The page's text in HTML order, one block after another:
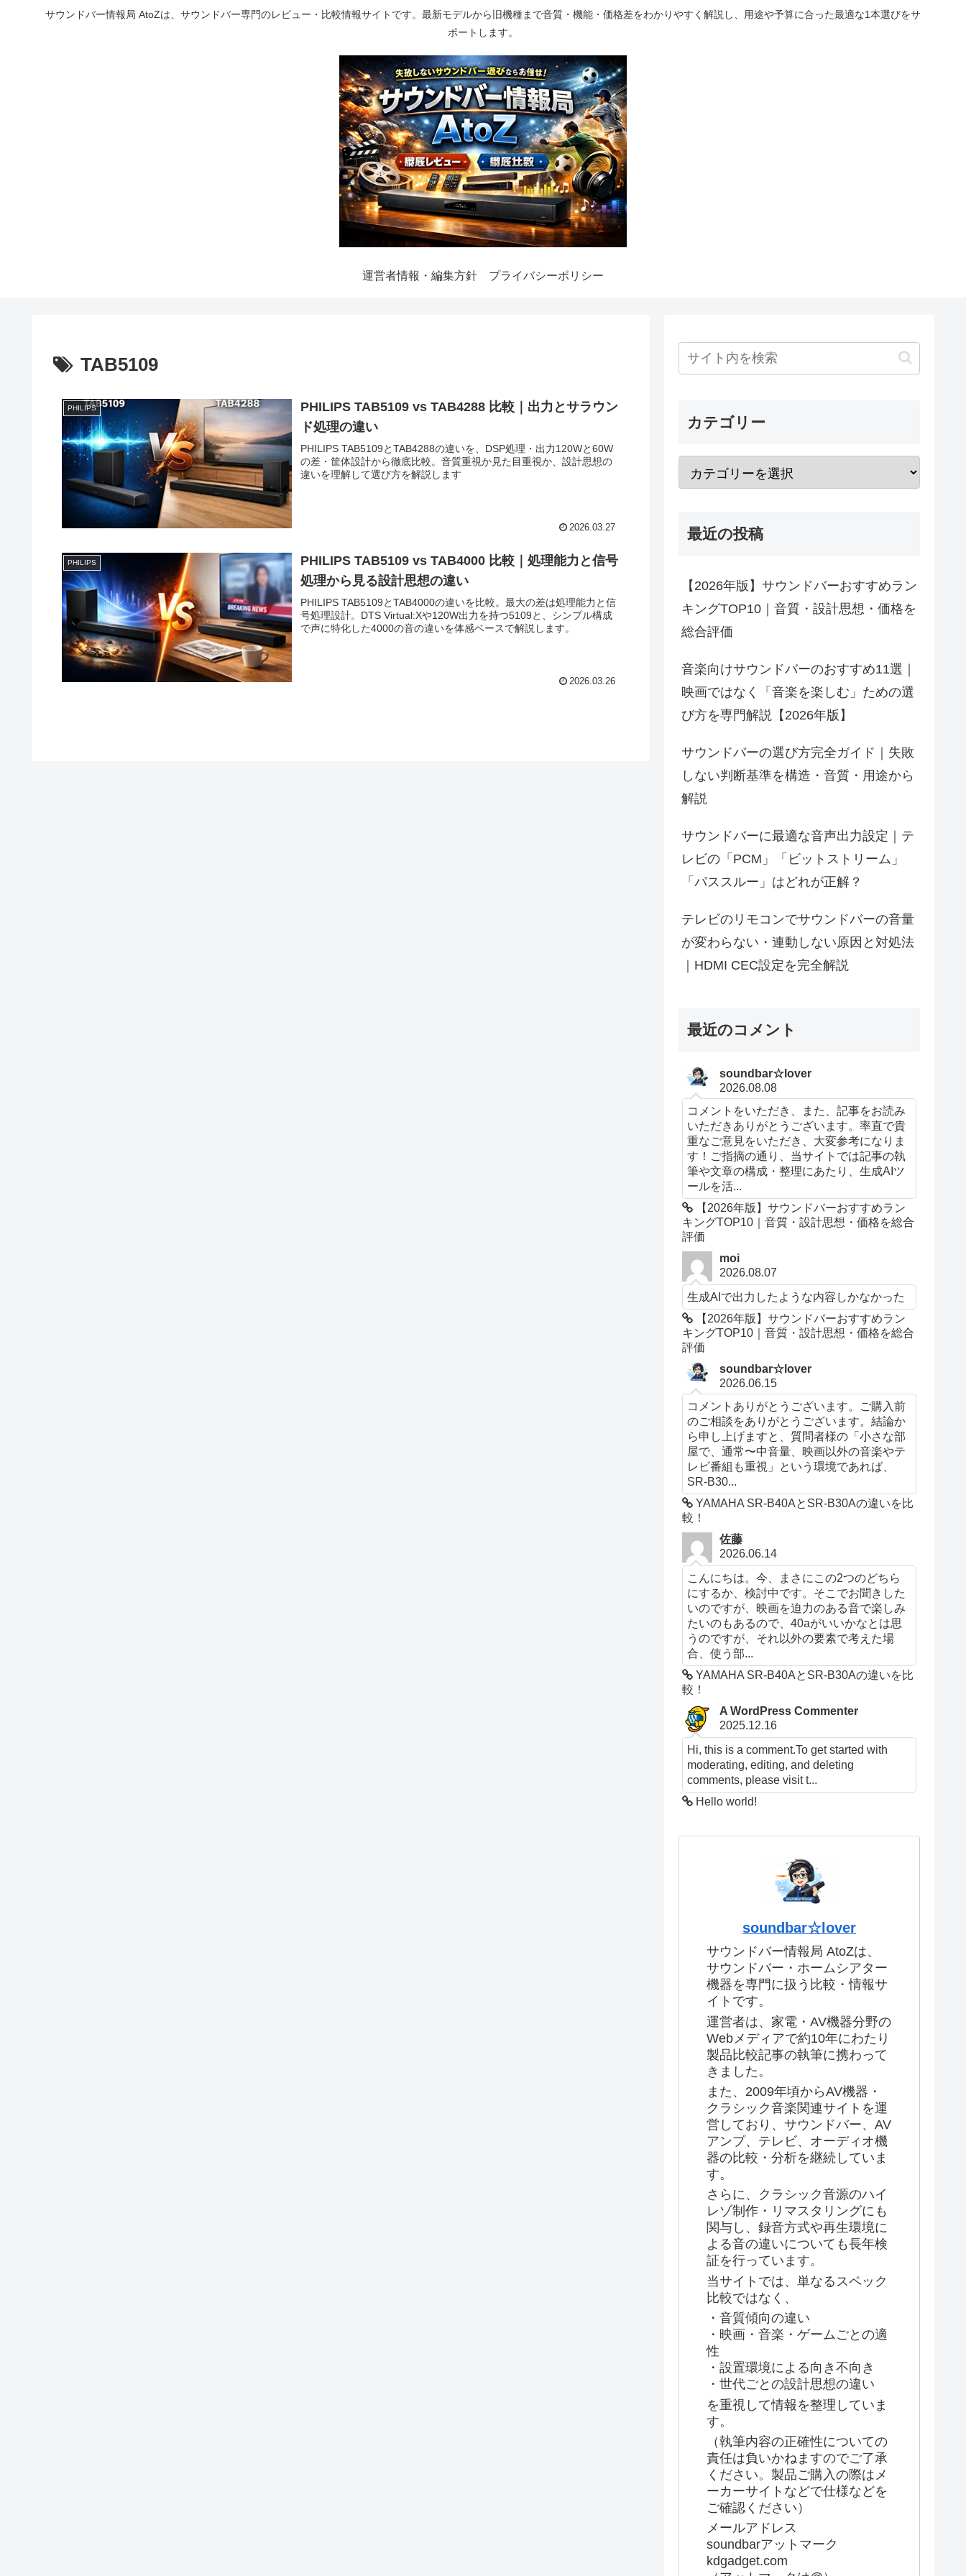
サウンドバー情報局 AtoZは、サウンドバー専門のレビュー・比較情報サイトです。最新モデルから旧機種まで音質・機能・価格差をわかりやすく解説し、用途や予算に合った最適な1本選びをサ
ポートします。
運営者情報・編集方針 プライバシーポリシー
TAB5109
PHILIPS
PHILIPS TAB5109 vs TAB4288 比較｜出力とサラウン
ド処理の違い
PHILIPS TAB5109とTAB4288の違いを、DSP処理・出力120Wと60W
の差・筐体設計から徹底比較。音質重視か見た目重視か、設計思想の
違いを理解して選び方を解説します
2026.03.27
PHILIPS
PHILIPS TAB5109 vs TAB4000 比較｜処理能力と信号
処理から見る設計思想の違い
PHILIPS TAB5109とTAB4000の違いを比較。最大の差は処理能力と信
号処理設計。DTS Virtual:Xや120W出力を持つ5109と、シンプル構成
で声に特化した4000の音の違いを体感ベースで解説します。
2026.03.26
カテゴリー
最近の投稿
【2026年版】サウンドバーおすすめラン
キングTOP10｜音質・設計思想・価格を
総合評価
音楽向けサウンドバーのおすすめ11選｜
映画ではなく「音楽を楽しむ」ための選
び方を専門解説【2026年版】
サウンドバーの選び方完全ガイド｜失敗
しない判断基準を構造・音質・用途から
解説
サウンドバーに最適な音声出力設定｜テ
レビの「PCM」「ビットストリーム」
「パススルー」はどれが正解？
テレビのリモコンでサウンドバーの音量
が変わらない・連動しない原因と対処法
｜HDMI CEC設定を完全解説
最近のコメント
soundbar☆lover
2026.08.08
コメントをいただき、また、記事をお読み
いただきありがとうございます。率直で貴
重なご意見をいただき、大変参考になりま
す！ご指摘の通り、当サイトでは記事の執
筆や文章の構成・整理にあたり、生成AIツ
ールを活...
【2026年版】サウンドバーおすすめラン
キングTOP10｜音質・設計思想・価格を総合
評価
moi
2026.08.07
生成AIで出力したような内容しかなかった
【2026年版】サウンドバーおすすめラン
キングTOP10｜音質・設計思想・価格を総合
評価
soundbar☆lover
2026.06.15
コメントありがとうございます。ご購入前
のご相談をありがとうございます。結論か
ら申し上げますと、質問者様の「小さな部
屋で、通常〜中音量、映画以外の音楽やテ
レビ番組も重視」という環境であれば、
SR-B30...
YAMAHA SR-B40AとSR-B30Aの違いを比
較！
佐藤
2026.06.14
こんにちは。今、まさにこの2つのどちら
にするか、検討中です。そこでお聞きした
いのですが、映画を迫力のある音で楽しみ
たいのもあるので、40aがいいかなとは思
うのですが、それ以外の要素で考えた場
合、使う部...
YAMAHA SR-B40AとSR-B30Aの違いを比
較！
A WordPress Commenter
2025.12.16
Hi, this is a comment.To get started with
moderating, editing, and deleting
comments, please visit t...
Hello world!
soundbar☆lover
サウンドバー情報局 AtoZは、
サウンドバー・ホームシアター
機器を専門に扱う比較・情報サ
イトです。
運営者は、家電・AV機器分野の
Webメディアで約10年にわたり
製品比較記事の執筆に携わって
きました。
また、2009年頃からAV機器・
クラシック音楽関連サイトを運
営しており、サウンドバー、AV
アンプ、テレビ、オーディオ機
器の比較・分析を継続していま
す。
さらに、クラシック音源のハイ
レゾ制作・リマスタリングにも
関与し、録音方式や再生環境に
よる音の違いについても長年検
証を行っています。
当サイトでは、単なるスペック
比較ではなく、
・音質傾向の違い
・映画・音楽・ゲームごとの適
性
・設置環境による向き不向き
・世代ごとの設計思想の違い
を重視して情報を整理していま
す。
（執筆内容の正確性についての
責任は負いかねますのでご了承
ください。製品ご購入の際はメ
ーカーサイトなどで仕様などを
ご確認ください）
メールアドレス
soundbarアットマーク
kdgadget.com